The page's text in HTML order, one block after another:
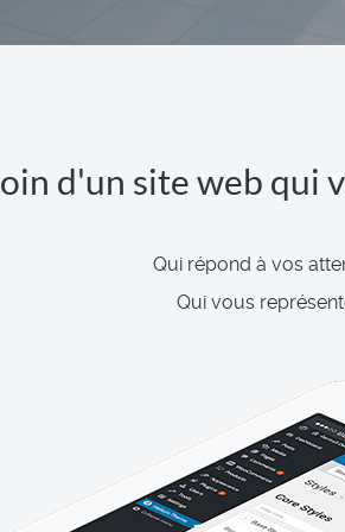
d'un site web qui
Qui répond à vos
Qui vous